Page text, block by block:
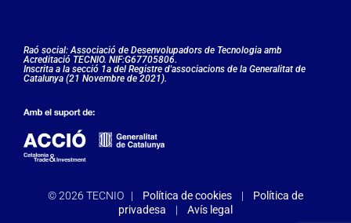
Raó social: Associació de Desenvolupadors de Tecnologia amb
Acreditació TECNIO. NIF:G67705806.
Inscrita a la secció 1a del Registre d'associacions de la Generalitat de
Catalunya (21 Novembre de 2021).
©2026 TECNIO | Política de cookies |
Política de
privadesa
| Avís legal